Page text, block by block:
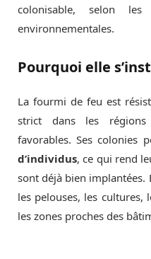
colonisable, selon
environnementales.
Pourquoi elle
La fourmi de feu est
strict dans les
favorables. Ses colonies
d’individus, ce qui rend
sont déjà bien implantées.
les pelouses, les
les zones proches des